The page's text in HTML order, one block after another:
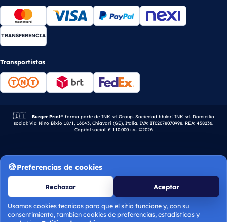
TRANSFERENCIA
Transportistas
🇮🇹 Empresa italiana.
Burger Print®forma parte de INK srl Group. Sociedad titular: INK srl. Domicilio
social: Via Nino Bixio 18/1, 16043, Chiavari (GE), Italia. IVA: IT02078070998. REA: 458236.
Capital social: € 110.000 i.v.. ©2026
Preferencias de cookies
Rechazar Aceptar
Usamos cookies tecnicas para que el sitio funcione y, con su
consentimiento, tambien cookies de preferencias, estadisticas y